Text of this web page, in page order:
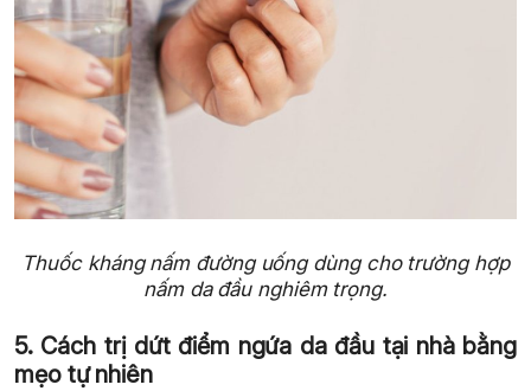
Thuốc kháng nấm đường uống dùng cho trường hợp
nấm da đầu nghiêm trọng.
5. Cách trị dứt điểm ngứa da đầu tại nhà bằng
mẹo tự nhiên